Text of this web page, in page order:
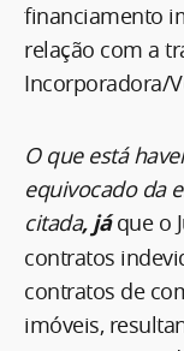
financiamento
relação com a
Incorporadora/
O que está
equivocado da
citada, jáque o
contratos
contratos de
imóveis,